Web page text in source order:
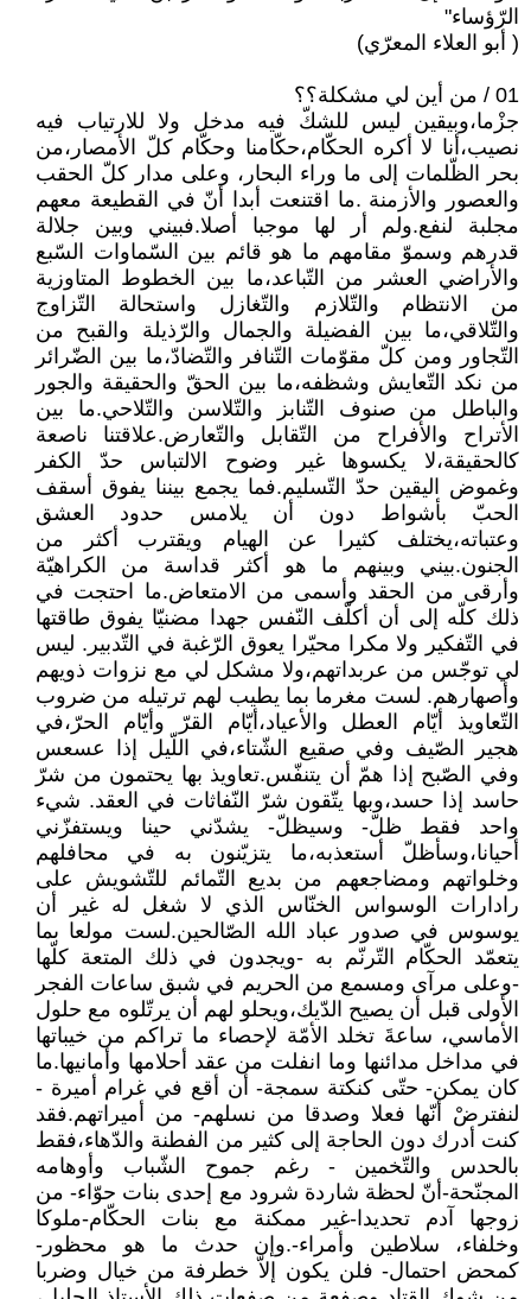
الرّؤساء"
( أبو العلاء المعرّي)
01 / من أين لي مشكلة؟؟
جزْما،وبيقين ليس للشكّ فيه مدخل ولا للارتياب فيه
نصيب،أنا لا أكره الحكّام،حكّامنا وحكّام كلّ الأمصار،من
بحر الظّلمات إلى ما وراء البحار، وعلى مدار كلّ الحقب
والعصور والأزمنة .ما اقتنعت أبدا أنّ في القطيعة معهم
مجلبة لنفع.ولم أر لها موجبا أصلا.فبيني وبين جلالة
قدرهم وسموّ مقامهم ما هو قائم بين السّماوات السّبع
والأراضي العشر من التّباعد،ما بين الخطوط المتاوزية
من الانتظام والتّلازم والتّغازل واستحالة التّزاوج
والتّلاقي،ما بين الفضيلة والجمال والرّذيلة والقبح من
التّجاور ومن كلّ مقوّمات التّنافر والتّضادّ،ما بين الضّرائر
من نكد التّعايش وشظفه،ما بين الحقّ والحقيقة والجور
والباطل من صنوف التّنابز والتّلاسن والتّلاحي.ما بين
الأتراح والأفراح من التّقابل والتّعارض.علاقتنا ناصعة
كالحقيقة،لا يكسوها غير وضوح الالتباس حدّ الكفر
وغموض اليقين حدّ التّسليم.فما يجمع بيننا يفوق أسقف
الحبّ بأشواط دون أن يلامس حدود العشق
وعتباته،يختلف كثيرا عن الهيام ويقترب أكثر من
الجنون.بيني وبينهم ما هو أكثر قداسة من الكراهيّة
وأرقى من الحقد وأسمى من الامتعاض.ما احتجت في
ذلك كلّه إلى أن أكلّف النّفس جهدا مضنيّا يفوق طاقتها
في التّفكير ولا مكرا محيّرا يعوق الرّغبة في التّدبير. ليس
لي توجّس من عربداتهم،ولا مشكل لي مع نزوات ذويهم
وأصهارهم. لست مغرما بما يطيب لهم ترتيله من ضروب
التّعاويذ أيّام العطل والأعياد،أيّام القرّ وأيّام الحرّ،في
هجير الصّيف وفي صقيع الشّتاء،في اللّيل إذا عسعس
وفي الصّبح إذا همّ أن يتنفّس.تعاويذ بها يحتمون من شرّ
حاسد إذا حسد،وبها يتّقون شرّ النّفاثات في العقد. شيء
واحد فقط ظلّ- وسيظلّ- يشدّني حينا ويستفزّني
أحيانا،وسأظلّ أستعذبه،ما يتزيّنون به في محافلهم
وخلواتهم ومضاجعهم من بديع التّمائم للتّشويش على
رادارات الوسواس الخنّاس الذي لا شغل له غير أن
يوسوس في صدور عباد الله الصّالحين.لست مولعا بما
يتعمّد الحكّام التّرنّم به -ويجدون في ذلك المتعة كلّها
-وعلى مرآى ومسمع من الحريم في شبق ساعات الفجر
الأولى قبل أن يصيح الدّيك،ويحلو لهم أن يرتّلوه مع حلول
الأماسي، ساعةَ تخلد الأمّة لإحصاء ما تراكم من خيباتها
في مداخل مدائنها وما انفلت من عقد أحلامها وأمانيها.ما
كان يمكن- حتّى كنكتة سمجة- أن أقع في غرام أميرة -
لنفترضْ أنّها فعلا وصدقا من نسلهم- من أميراتهم.فقد
كنت أدرك دون الحاجة إلى كثير من الفطنة والدّهاء،فقط
بالحدس والتّخمين - رغم جموح الشّباب وأوهامه
المجنّحة-أنّ لحظة شاردة شرود مع إحدى بنات حوّاء- من
زوجها آدم تحديدا-غير ممكنة مع بنات الحكّام-ملوكا
وخلفاء، سلاطين وأمراء-.وإن حدث ما هو محظور-
كمحض احتمال- فلن يكون إلاّ خطرفة من خيال وضربا